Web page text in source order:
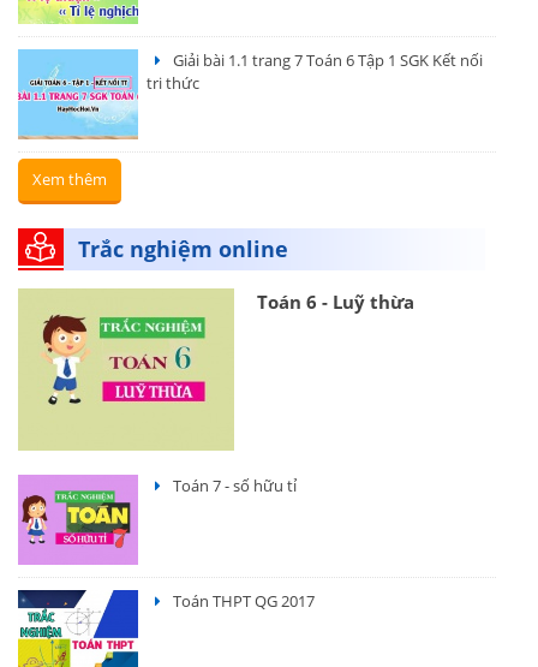
Giải bài 1.1 trang 7 Toán 6 Tập 1 SGK Kết nối
tri thức
Xem thêm
Trắc nghiệm online
Toán 6 - Luỹ thừa
Toán 7 - số hữu tỉ
Toán THPT QG 2017